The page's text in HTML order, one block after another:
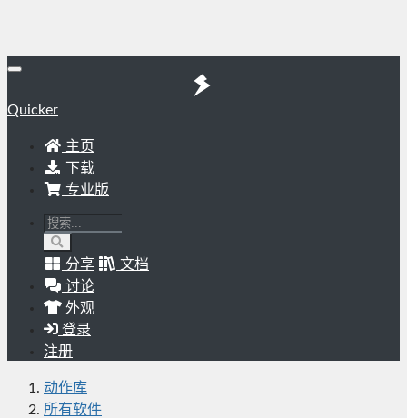
Quicker
主页
下载
专业版
分享
文档
讨论
外观
登录
注册
动作库
所有软件